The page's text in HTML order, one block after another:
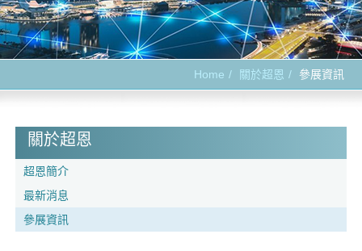
Home 關於超恩 參展資訊
關於超恩
超恩簡介
最新消息
參展資訊